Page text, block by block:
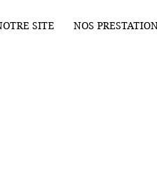
SITE NOS